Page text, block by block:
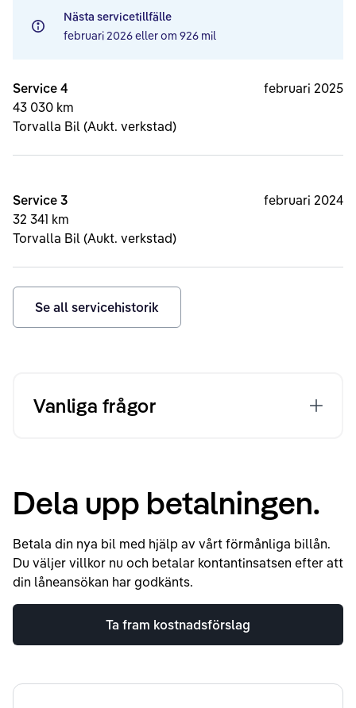
Nästa servicetillfälle
februari 2026eller om 926 mil
Service 4
43 030 km
Torvalla Bil (Aukt. verkstad)
februari 2025
Service 3
32 341 km
Torvalla Bil (Aukt. verkstad)
februari 2024
Se all servicehistorik
Vanliga frågor
Dela upp betalningen.
Betala din nya bil med hjälp av vårt förmånliga billån.
Du väljer villkor nu och betalar kontantinsatsen efter att
din låneansökan har godkänts.
Ta fram kostnadsförslag